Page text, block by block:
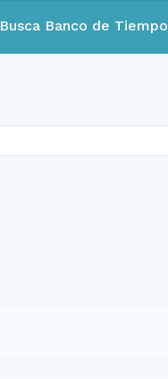
Busca Banco de Tiempo